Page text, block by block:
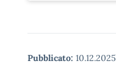
Pubblicato: 10.12.2025